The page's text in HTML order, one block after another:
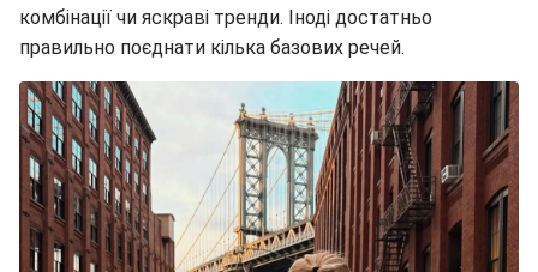
комбінації чи яскраві тренди. Іноді достатньо
правильно поєднати кілька базових речей.